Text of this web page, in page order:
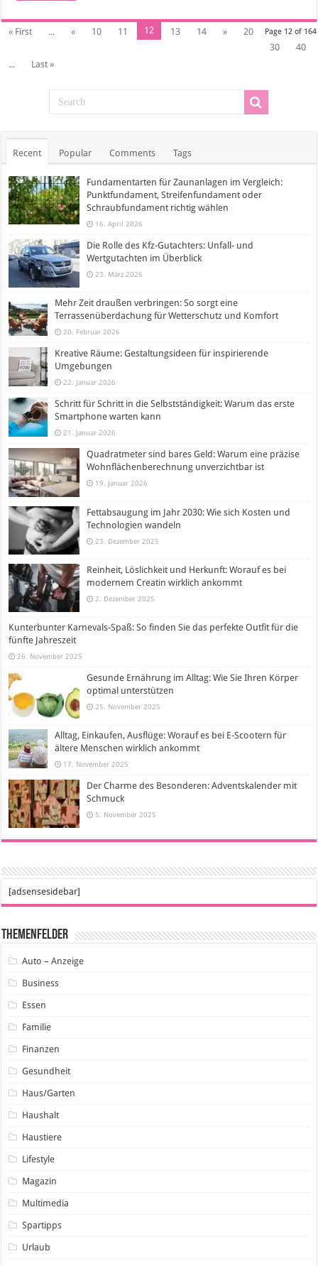
Page 12 of 164
« First ... « 10 11 12 13 14 »
20
30
40
...
Last »
Recent Popular Comments Tags
Fundamentarten für Zaunanlagen im Vergleich:
Punktfundament, Streifenfundament oder
Schraubfundament richtig wählen
16. April 2026
Die Rolle des Kfz-Gutachters: Unfall- und
Wertgutachten im Überblick
23. März 2026
Mehr Zeit draußen verbringen: So sorgt eine
Terrassenüberdachung für Wetterschutz und Komfort
20. Februar 2026
Kreative Räume: Gestaltungsideen für inspirierende
Umgebungen
22. Januar 2026
Schritt für Schritt in die Selbstständigkeit: Warum das erste
Smartphone warten kann
21. Januar 2026
Quadratmeter sind bares Geld: Warum eine präzise
Wohnflächenberechnung unverzichtbar ist
19. Januar 2026
Fettabsaugung im Jahr 2030: Wie sich Kosten und
Technologien wandeln
23. Dezember 2025
Reinheit, Löslichkeit und Herkunft: Worauf es bei
modernem Creatin wirklich ankommt
2. Dezember 2025
Kunterbunter Karnevals-Spaß: So finden Sie das perfekte Outfit für die
fünfte Jahreszeit
26. November 2025
Gesunde Ernährung im Alltag: Wie Sie Ihren Körper
optimal unterstützen
25. November 2025
Alltag, Einkaufen, Ausflüge: Worauf es bei E-Scootern für
ältere Menschen wirklich ankommt
17. November 2025
Der Charme des Besonderen: Adventskalender mit
Schmuck
5. November 2025
[adsensesidebar]
Themenfelder
Auto – Anzeige
Business
Essen
Familie
Finanzen
Gesundheit
Haus/Garten
Haushalt
Haustiere
Lifestyle
Magazin
Multimedia
Spartipps
Urlaub